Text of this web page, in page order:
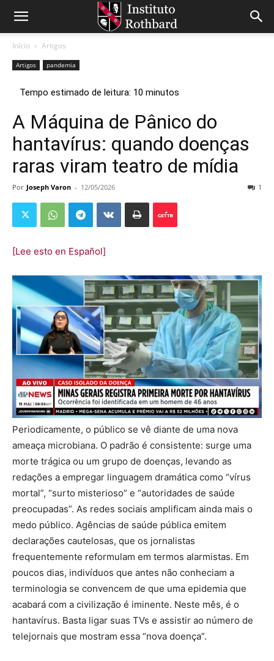
Início Artigos
Artigos pandemia
A Máquina de Pânico do
hantavírus: quando doenças
raras viram teatro de mídia
Por Joseph Varon - 12/05/2026 1
[Lee esto en Español]
Periodicamente, o público se vê diante de uma nova
ameaça microbiana. O padrão é consistente: surge uma
morte trágica ou um grupo de doenças, levando as
redações a empregar linguagem dramática como “vírus
mortal”, “surto misterioso” e “autoridades de saúde
preocupadas”. As redes sociais amplificam ainda mais o
medo público. Agências de saúde pública emitem
declarações cautelosas, que os jornalistas
frequentemente reformulam em termos alarmistas. Em
poucos dias, indivíduos que antes não conheciam a
terminologia se convencem de que uma epidemia que
acabará com a civilização é iminente. Neste mês, é o
hantavírus. Basta ligar suas TVs e assistir ao número de
telejornais que mostram essa “nova doença”.